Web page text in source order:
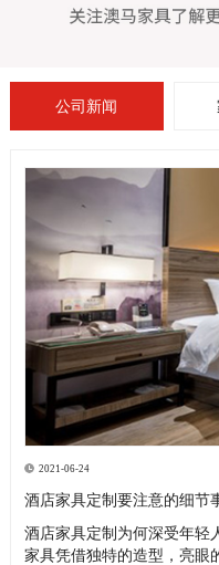
公司新闻
2021-06-24
酒店家具定制要注意的细节
酒店家具定制为何深受年轻
家具凭借独特的造型，亮眼